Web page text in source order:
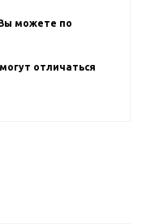
можете по
отличаться